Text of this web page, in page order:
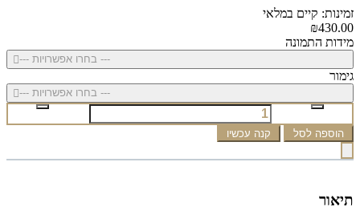
זמינות: קיים במלאי
₪430.00
מידות התמונה
--- בחרו אפשרויות ---
גימור
--- בחרו אפשרויות ---
הוספה לסל קנה עכשיו
תיאור